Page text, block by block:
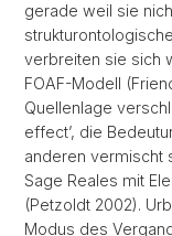
gerade weil sie
verbreiten sie sich
FOAF-Modell
Quellenlage
effect’, die
anderen vermischt
Sage Reales mit
(Petzoldt 2002).
Modus des